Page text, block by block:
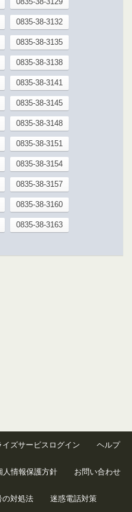
0835-38-3132
0835-38-3135
0835-38-3138
0835-38-3141
0835-38-3145
0835-38-3148
0835-38-3151
0835-38-3154
0835-38-3157
0835-38-3160
0835-38-3163
イズサービスログイン ヘルプ
人情報保護方針 お問い合わせ
の対処法 迷惑電話対策